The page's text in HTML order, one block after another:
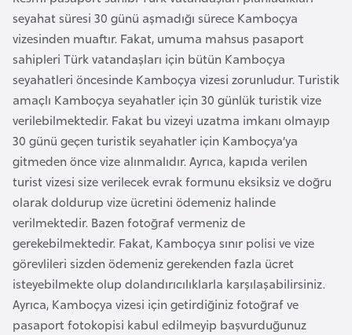
seyahat süresi 30 günü aşmadığı sürece Kamboçya
vizesinden muaftır. Fakat, umuma mahsus pasaport
sahipleri Türk vatandaşları için bütün Kamboçya
seyahatleri öncesinde Kamboçya vizesi zorunludur. Turistik
amaçlı Kamboçya seyahatler için 30 günlük turistik vize
verilebilmektedir. Fakat bu vizeyi uzatma imkanı olmayıp
30 günü geçen turistik seyahatler için Kamboçya’ya
gitmeden önce vize alınmalıdır. Ayrıca, kapıda verilen
turist vizesi size verilecek evrak formunu eksiksiz ve doğru
olarak doldurup vize ücretini ödemeniz halinde
verilmektedir. Bazen fotoğraf vermeniz de
gerekebilmektedir. Fakat, Kamboçya sınır polisi ve vize
görevlileri sizden ödemeniz gerekenden fazla ücret
isteyebilmekte olup dolandırıcılıklarla karşılaşabilirsiniz.
Ayrıca, Kamboçya vizesi için getirdiğiniz fotoğraf ve
pasaport fotokopisi kabul edilmeyip başvurduğunuz
t
a
n
H
ı
r
v
a
t
i
s
t
a
n